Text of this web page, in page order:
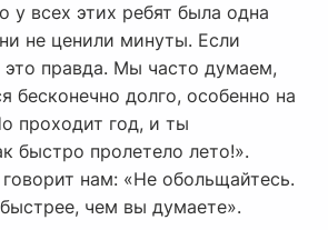
у всех этих ребят была одна
не ценили минуты. Если
это правда. Мы часто думаем,
бесконечно долго, особенно на
проходит год, и ты
быстро пролетело лето!».
нам: «Не обольщайтесь.
чем вы думаете».